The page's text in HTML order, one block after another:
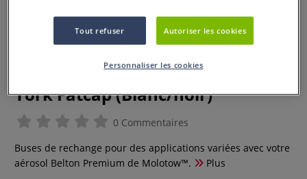
Buses de rechange Molotow New
York Fatcap (Blanc/noir)
0 Commentaires
Buses de rechange pour des applications variées avec votre
aérosol Belton Premium de Molotow™.
Plus
Tout refuser Autoriser les cookies
Personnaliser les cookies